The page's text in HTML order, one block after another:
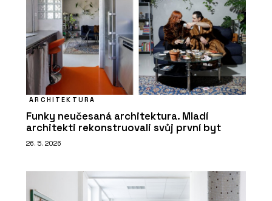
ARCHITEKTURA
Funky neučesaná architektura. Mladí
architekti rekonstruovali svůj první byt
26. 5. 2026